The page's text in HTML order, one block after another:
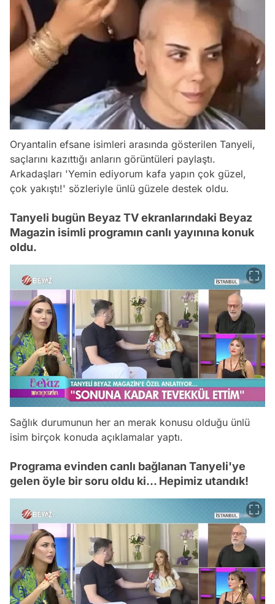
Oryantalin efsane isimleri arasında gösterilen Tanyeli,
saçlarını kazıttığı anların görüntüleri paylaştı.
Arkadaşları 'Yemin ediyorum kafa yapın çok güzel,
çok yakıştı!' sözleriyle ünlü güzele destek oldu.
Tanyeli bugün Beyaz TV ekranlarındaki Beyaz
Magazin isimli programın canlı yayınına konuk
oldu.
Sağlık durumunun her an merak konusu olduğu ünlü
isim birçok konuda açıklamalar yaptı.
Programa evinden canlı bağlanan Tanyeli'ye
gelen öyle bir soru oldu ki... Hepimiz utandık!